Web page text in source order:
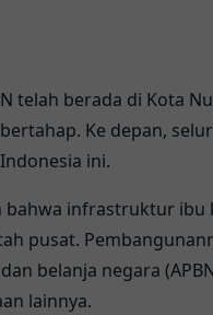
telah berada di Kota
Ke depan,
ini.
bahwa infrastruktur ibu
pusat.
belanja negara
lainnya.